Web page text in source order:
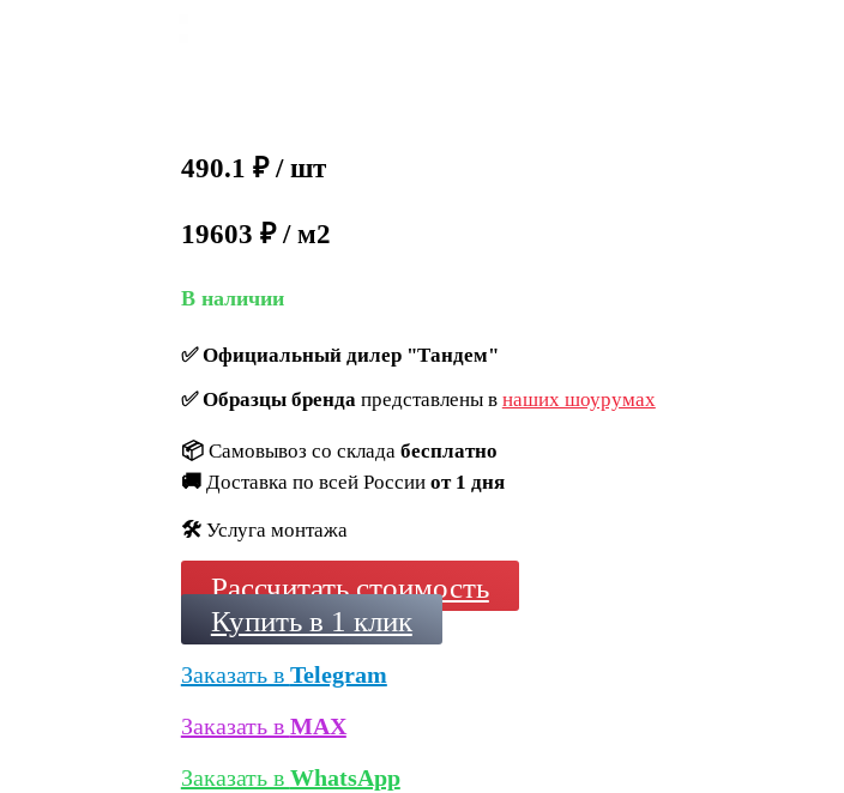
490.1 ₽ / шт
19603 ₽ / м2
В наличии
✅Официальный дилер "Тандем"
✅Образцы брендапредставлены в наших шоурумах
📦 Самовывоз со склада бесплатно
🚚 Доставка по всей России от 1 дня
🛠️ Услуга монтажа
Рассчитать стоимость
Купить в 1 клик
Заказать в Telegram
Заказать в MAX
Заказать в WhatsApp